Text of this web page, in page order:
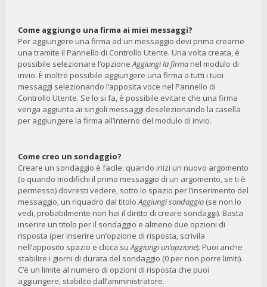
Come aggiungo una firma ai miei messaggi?
Per aggiungere una firma ad un messaggio devi prima crearne
una tramite il Pannello di Controllo Utente. Una volta creata, è
possibile selezionare l’opzioneAggiungi la firma nel modulo di
invio. È inoltre possibile aggiungere una firma a tutti i tuoi
messaggi selezionando l’apposita voce nel Pannello di
Controllo Utente. Se lo si fa, è possibile evitare che una firma
venga aggiunta ai singoli messaggi deselezionando la casella
per aggiungere la firma all’interno del modulo di invio.
Come creo un sondaggio?
Creare un sondaggio è facile: quando inizi un nuovo argomento
(o quando modifichi il primo messaggio di un argomento, se ti è
permesso) dovresti vedere, sotto lo spazio per l’inserimento del
messaggio, un riquadro dal titoloAggiungi sondaggio (se non lo
vedi, probabilmente non hai il diritto di creare sondaggi). Basta
inserire un titolo per il sondaggio e almeno due opzioni di
risposta (per inserire un’opzione di risposta, scrivila
nell’apposito spazio e clicca suAggiungi un’opzione). Puoi anche
stabilire i giorni di durata del sondaggio (0 per non porre limiti).
C’è un limite al numero di opzioni di risposta che puoi
aggiungere, stabilito dall’amministratore.